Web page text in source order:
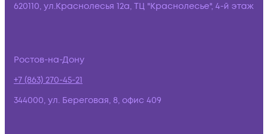
620110, ул.Краснолесья 12а, ТЦ "Краснолесье", 4-й этаж
Ростов-на-Дону
+7 (863) 270-45-21
344000, ул. Береговая, 8, офис 409